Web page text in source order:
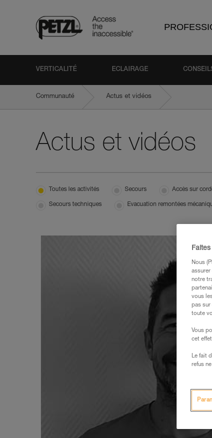
VERTICALITÉ ECLAIRAGE
Communauté Actus et vidéos
Actus et vidéos
Toutes les activités Secours Accès sur
Secours techniques Evacuation remontées
Nous
notre
vous
pas sur
toute
Vous
cet
Le fait
refus